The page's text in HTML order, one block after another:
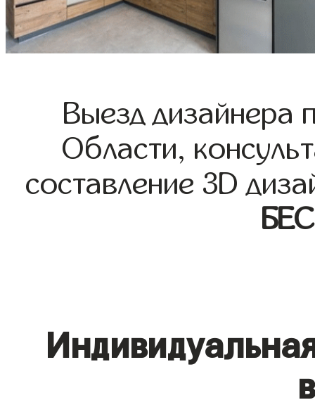
Выезд дизайнера
Области,
составление 3D